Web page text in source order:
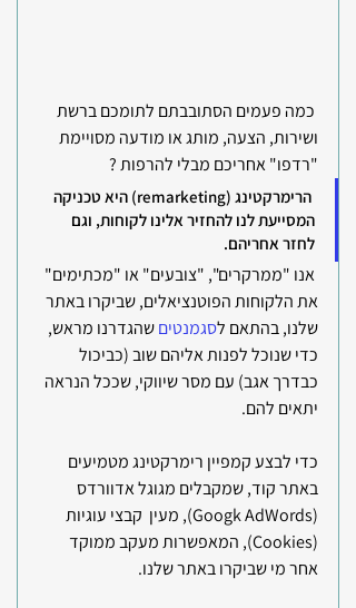
כמה פעמים הסתובבתם לתומכם ברשת
ושירות, הצעה, מותג או מודעה מסויימת
"רדפו" אחריכם מבלי להרפות ?
הרימרקטינג (remarketing) היא טכניקה
המסייעת לנו להחזיר אלינו לקוחות, וגם
לחזר אחריהם.
אנו "ממרקרים", "צובעים" או "מכתימים"
את הלקוחות הפוטנציאלים, שביקרו באתר
שלנו, בהתאם לסגמנטים שהגדרנו מראש,
כדי שנוכל לפנות אליהם שוב (כביכול
כבדרך אגב) עם מסר שיווקי, שככל הנראה
יתאים להם.
כדי לבצע קמפיין רימרקטינג מטמיעים
באתר קוד, שמקבלים מגוגל אדוורדס
(Googk AdWords), מעין  קבצי עוגיות
(Cookies), המאפשרות מעקב ממוקד
אחר מי שביקרו באתר שלנו.